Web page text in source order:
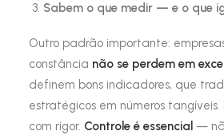
Sabem o que medir — e o que
Outro padrão importante:
constância não se perdem em
definem bons indicadores, que
estratégicos em números
com rigor. Controle é essencial —